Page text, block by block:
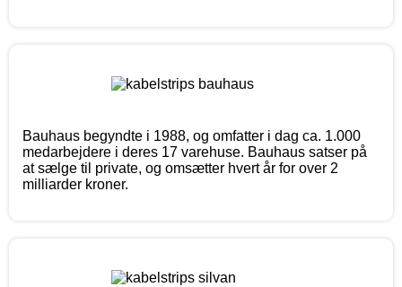
Bauhaus begyndte i 1988, og omfatter i dag ca. 1.000
medarbejdere i deres 17 varehuse. Bauhaus satser på
at sælge til private, og omsætter hvert år for over 2
milliarder kroner.